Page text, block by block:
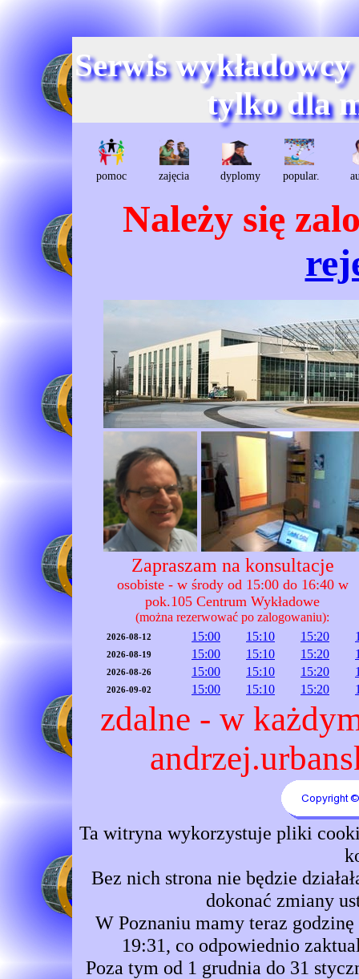
Serwis
tylko dla
pomoc zajęcia dyplomy popular.
Należy się
Zapraszam na konsultacje
osobiste - w środy od 15:00 do 16:40 w
pok.105 Centrum Wykładowe
(można rezerwować po zalogowaniu):
2026-08-12 15:00 15:10 15:20
2026-08-19 15:00 15:10 15:20
2026-08-26 15:00 15:10 15:20
2026-09-02 15:00 15:10 15:20
zdalne - w
Ta witryna wykorzystuje pliki
Bez nich strona nie będzie
dokonać zmiany
W Poznaniu mamy teraz
19:31, co odpowiednio
Poza tym od 1 grudnia do 31